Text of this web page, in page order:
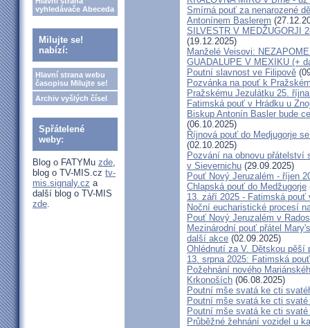
vyhledávače Abeceda
Milujte se!
nabízí:
Hlavní strana webu
časopisu Milujte se!
Archiv vyšlých čísel
Spřátelené
weby:
Blog o FATYMu zde,
blog o TV-MIS.cz tv-
mis.signaly.cz a
další blog o TV-MIS
zde.
Smírná pouť za nenarozené
Antonínem Baslerem
SILVESTR V MEDŽUGORJI
(19.12.2025)
Manželé Veisovi:
GUADALUPE V MEXIKU (+
Poutní slavnost ve Filipově
Pozvánka na pouť k
Pražskému Jezulátku 25.
Fatimská pouť v Hrádku u
Biskup Antonín Basler bude
(06.10.2025)
Říjnová pouť do Medjugorje
(02.10.2025)
Pozvání na obnovu přátelství
v Sievernichu (29.09.2025)
Pouť Nový Jeruzalém - říjen
Chlapská pouť do Medžugorje
13. září 2025 - Fatimská pouť
Noční eucharistické procesí
Pouť Nový Jeruzalém v
Mezinárodní pouť přátel
další akce (02.09.2025)
Ohlédnutí za V. Dětskou pěší
13. srpna 2025: Fatimská
Požehnání nového
Krkonoších (06.08.2025)
Poutní mše svatá ke cti
Poutní mše svatá ke cti
Poutní mše svatá ke cti
Průběžné žehnání vozidel u